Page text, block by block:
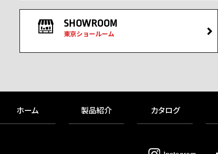
SHOWROOM
東京ショールーム
ホーム 製品紹介 カタログ